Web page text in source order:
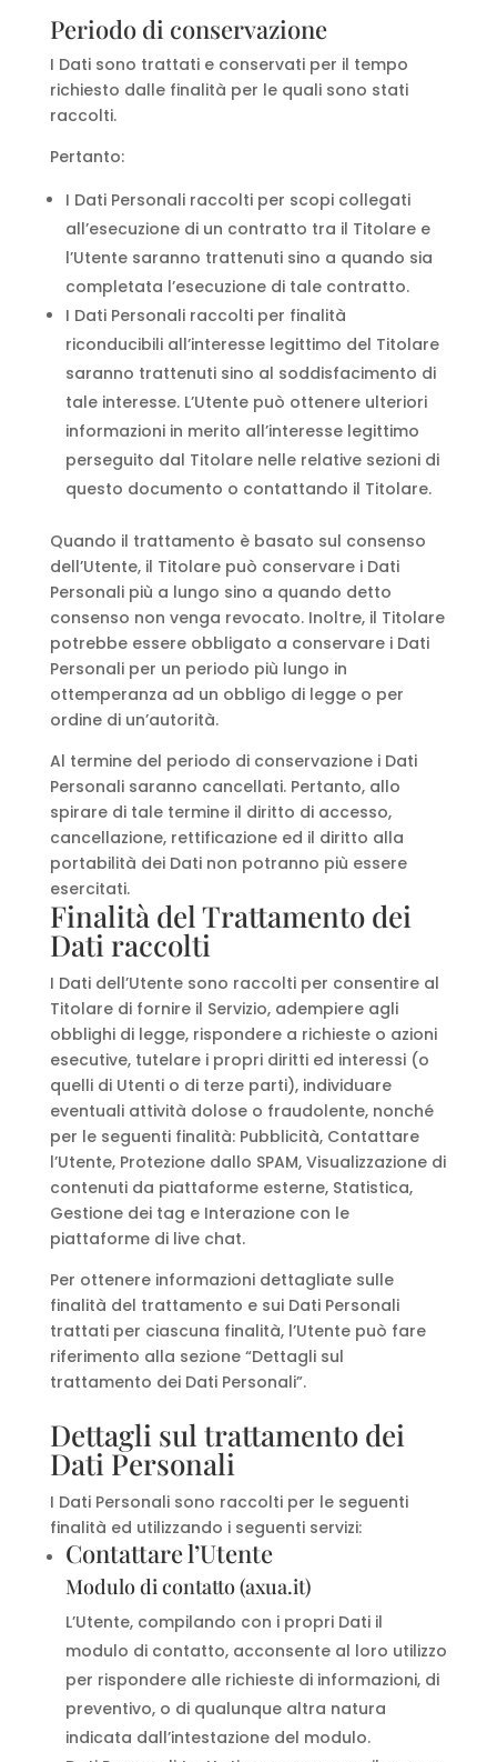
Periodo di conservazione
I Dati sono trattati e conservati per il tempo
richiesto dalle finalità per le quali sono stati
raccolti.
Pertanto:
I Dati Personali raccolti per scopi collegati
all’esecuzione di un contratto tra il Titolare e
l’Utente saranno trattenuti sino a quando sia
completata l’esecuzione di tale contratto.
I Dati Personali raccolti per finalità
riconducibili all’interesse legittimo del Titolare
saranno trattenuti sino al soddisfacimento di
tale interesse. L’Utente può ottenere ulteriori
informazioni in merito all’interesse legittimo
perseguito dal Titolare nelle relative sezioni di
questo documento o contattando il Titolare.
Quando il trattamento è basato sul consenso
dell’Utente, il Titolare può conservare i Dati
Personali più a lungo sino a quando detto
consenso non venga revocato. Inoltre, il Titolare
potrebbe essere obbligato a conservare i Dati
Personali per un periodo più lungo in
ottemperanza ad un obbligo di legge o per
ordine di un’autorità.
Al termine del periodo di conservazione i Dati
Personali saranno cancellati. Pertanto, allo
spirare di tale termine il diritto di accesso,
cancellazione, rettificazione ed il diritto alla
portabilità dei Dati non potranno più essere
esercitati.
Finalità del Trattamento dei
Dati raccolti
I Dati dell’Utente sono raccolti per consentire al
Titolare di fornire il Servizio, adempiere agli
obblighi di legge, rispondere a richieste o azioni
esecutive, tutelare i propri diritti ed interessi (o
quelli di Utenti o di terze parti), individuare
eventuali attività dolose o fraudolente, nonché
per le seguenti finalità: Pubblicità, Contattare
l’Utente, Protezione dallo SPAM, Visualizzazione di
contenuti da piattaforme esterne, Statistica,
Gestione dei tag e Interazione con le
piattaforme di live chat.
Per ottenere informazioni dettagliate sulle
finalità del trattamento e sui Dati Personali
trattati per ciascuna finalità, l’Utente può fare
riferimento alla sezione “Dettagli sul
trattamento dei Dati Personali”.
Dettagli sul trattamento dei
Dati Personali
I Dati Personali sono raccolti per le seguenti
finalità ed utilizzando i seguenti servizi:
Contattare l’Utente
Modulo di contatto (axua.it)
L’Utente, compilando con i propri Dati il
modulo di contatto, acconsente al loro utilizzo
per rispondere alle richieste di informazioni, di
preventivo, o di qualunque altra natura
indicata dall’intestazione del modulo.